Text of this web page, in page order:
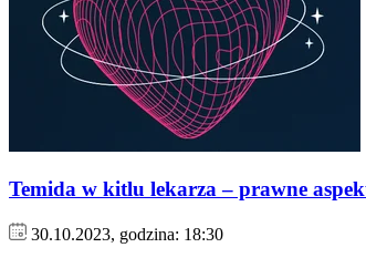
Temida w kitlu lekarza – prawne
30.10.2023, godzina: 18:30